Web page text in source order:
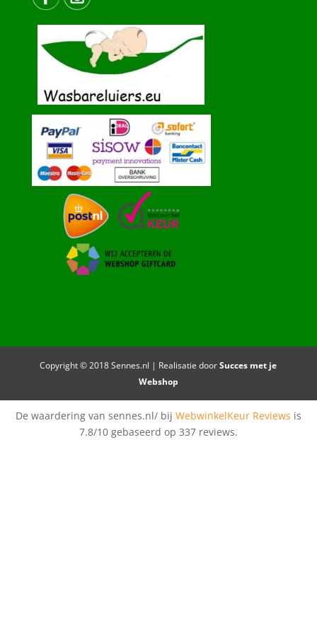
Copyright © 2018 Sennes.nl | Realisatie doorSucces met je
Webshop
De waardering van sennes.nl/ bij WebwinkelKeur Reviews is
7.8/10 gebaseerd op 337 reviews.